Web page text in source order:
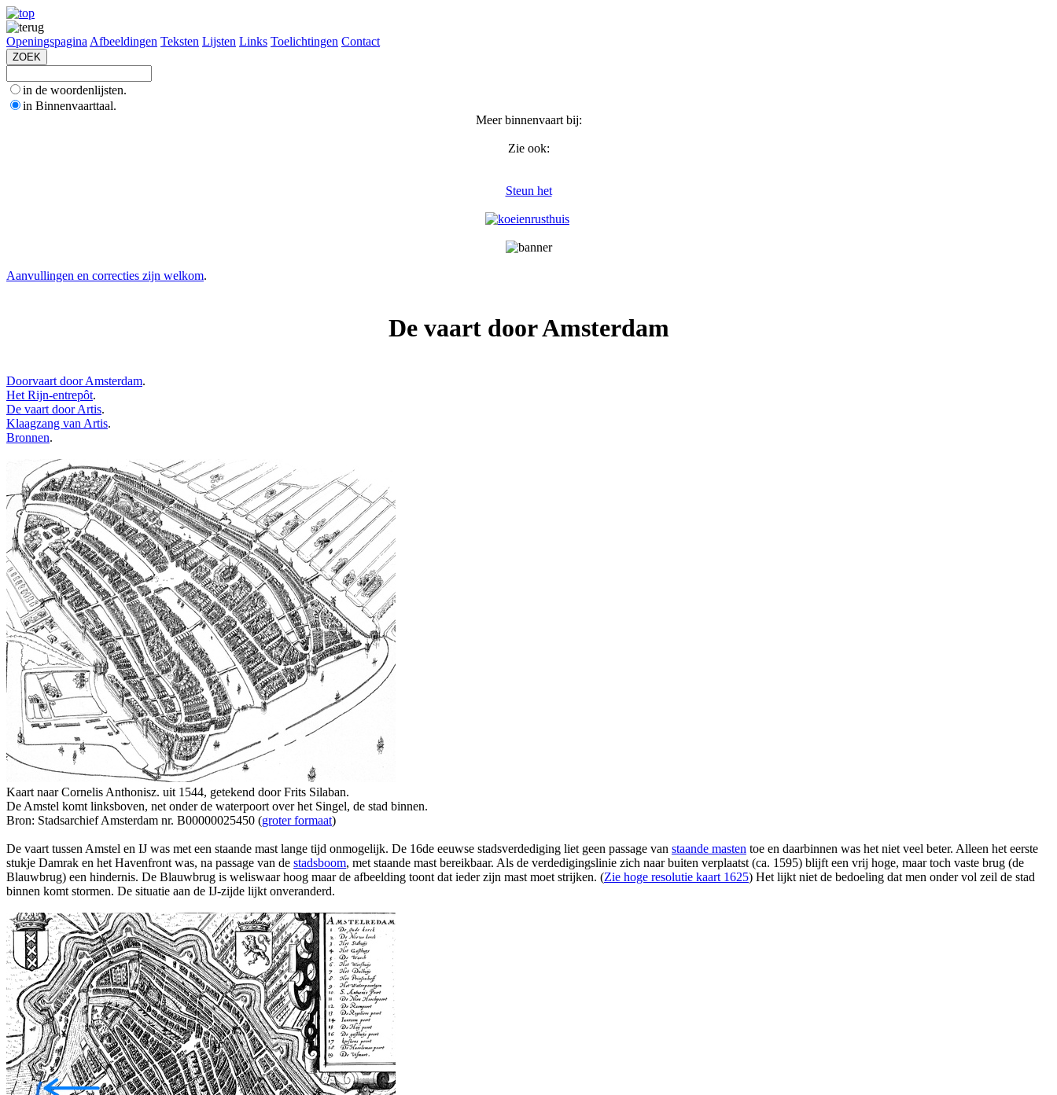
Openingspagina Afbeeldingen Teksten Lijsten Links Toelichtingen Contact
in de woordenlijsten.
in Binnenvaarttaal.
Meer binnenvaart bij:
Zie ook:
Steun het
Aanvullingen en correcties zijn welkom.
De vaart door Amsterdam
Doorvaart door Amsterdam.
Het Rijn-entrepôt.
De vaart door Artis.
Klaagzang van Artis.
Bronnen.
Kaart naar Cornelis Anthonisz. uit 1544, getekend door Frits Silaban.
De Amstel komt linksboven, net onder de waterpoort over het Singel, de stad binnen.
Bron: Stadsarchief Amsterdam nr. B00000025450 (groter formaat)
De vaart tussen Amstel en IJ was met een staande mast lange tijd onmogelijk. De 16de eeuwse stadsverdediging liet geen passage van staande masten toe en daarbinnen was het niet veel beter. Alleen het eerste
stukje Damrak en het Havenfront was, na passage van de stadsboom, met staande mast bereikbaar. Als de verdedigingslinie zich naar buiten verplaatst (ca. 1595) blijft een vrij hoge, maar toch vaste brug (de
Blauwbrug) een hindernis. De Blauwbrug is weliswaar hoog maar de afbeelding toont dat ieder zijn mast moet strijken. (Zie hoge resolutie kaart 1625) Het lijkt niet de bedoeling dat men onder vol zeil de stad
binnen komt stormen. De situatie aan de IJ-zijde lijkt onveranderd.